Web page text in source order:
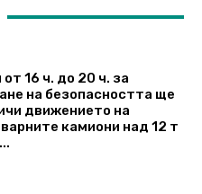
16 ч. до 20 ч. за
на безопасността ще
движението на
камиони над 12 т